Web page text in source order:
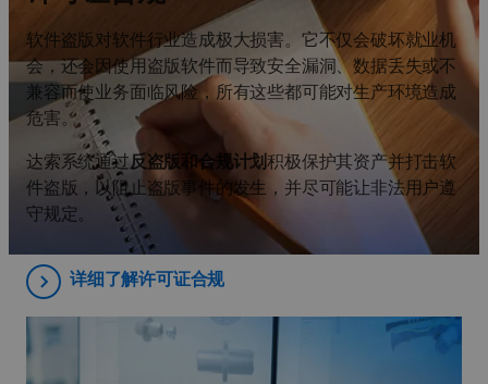
软件盗版对软件行业造成极大损害。它不仅会破坏就业机
会，还会因使用盗版软件而导致安全漏洞、数据丢失或不
兼容而使业务面临风险，所有这些都可能对生产环境造成
危害。
达索系统通过反盗版和合规计划积极保护其资产并打击软
件盗版，以阻止盗版事件的发生，并尽可能让非法用户遵
守规定。
详细了解许可证合规